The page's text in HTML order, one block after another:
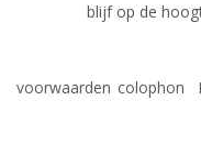
blijf op de
voorwaarden colophon